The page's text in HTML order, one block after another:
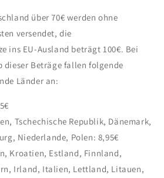
über 70€ werden ohne
versendet, die
ins EU-Ausland beträgt 100€. Bei
dieser Beträge fallen folgende
Länder an:
Tschechische Republik, Dänemark,
Niederlande, Polen: 8,95€
Kroatien, Estland, Finnland,
Irland, Italien, Lettland, Litauen,